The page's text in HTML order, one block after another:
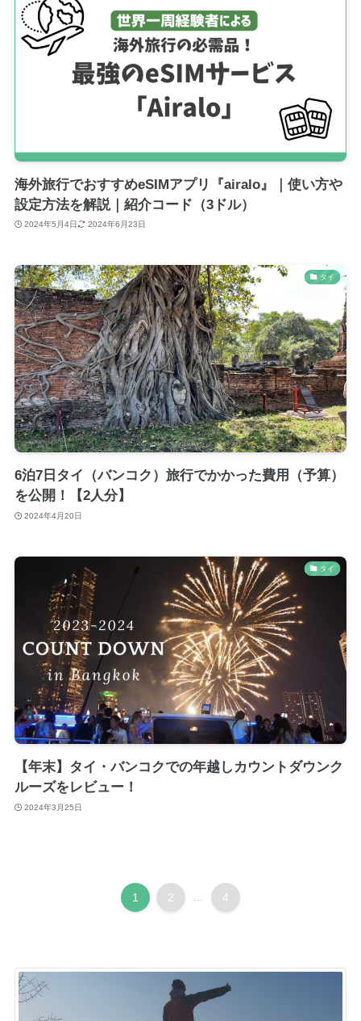
海外旅行でおすすめeSIMアプリ『airalo』｜使い方や
設定方法を解説｜紹介コード（3ドル）
2024年5月4日 2024年6月23日
タイ
6泊7日タイ（バンコク）旅行でかかった費用（予算）
を公開！【2人分】
2024年4月20日
タイ
【年末】タイ・バンコクでの年越しカウントダウンク
ルーズをレビュー！
2024年3月25日
1 2 ... 4